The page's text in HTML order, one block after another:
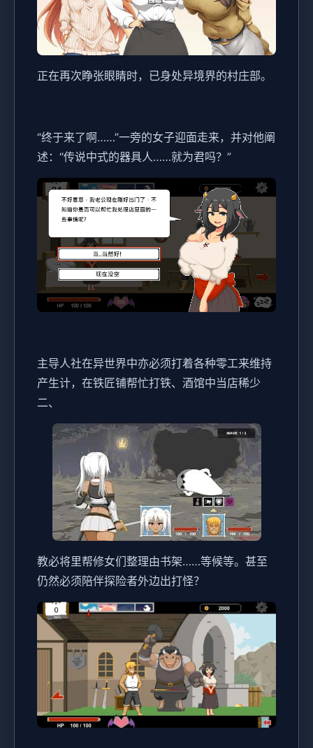
正在再次睁张眼睛时，已身处异境界的村庄部。
“终于来了啊……”一旁的女子迎面走来，并对他阐
述：“传说中式的器具人……就为君吗？”
主导人社在异世界中亦必须打着各种零工来维持
产生计，在铁匠铺帮忙打铁、酒馆中当店稀少
二、
教必将里帮修女们整理由书架……等候等。甚至
仍然必须陪伴探险者外边出打怪？